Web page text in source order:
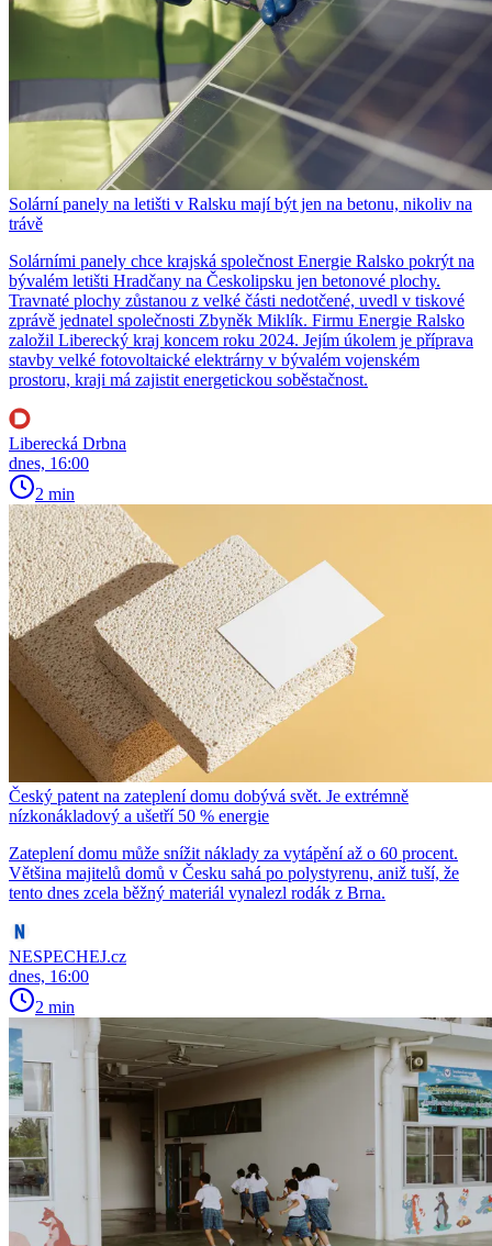
Solární panely na letišti v Ralsku mají být jen na betonu, nikoliv na
trávě
Solárními panely chce krajská společnost Energie Ralsko pokrýt na
bývalém letišti Hradčany na Českolipsku jen betonové plochy.
Travnaté plochy zůstanou z velké části nedotčené, uvedl v tiskové
zprávě jednatel společnosti Zbyněk Miklík. Firmu Energie Ralsko
založil Liberecký kraj koncem roku 2024. Jejím úkolem je příprava
stavby velké fotovoltaické elektrárny v bývalém vojenském
prostoru, kraji má zajistit energetickou soběstačnost.
Liberecká Drbna
dnes, 16:00
2 min
Český patent na zateplení domu dobývá svět. Je extrémně
nízkonákladový a ušetří 50 % energie
Zateplení domu může snížit náklady za vytápění až o 60 procent.
Většina majitelů domů v Česku sahá po polystyrenu, aniž tuší, že
tento dnes zcela běžný materiál vynalezl rodák z Brna.
NESPECHEJ.cz
dnes, 16:00
2 min